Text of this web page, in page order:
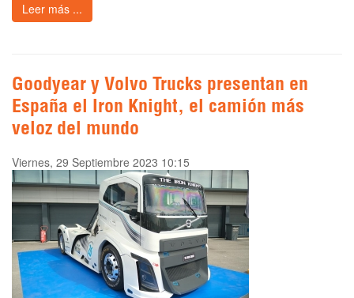
Leer más ...
Goodyear y Volvo Trucks presentan en
España el Iron Knight, el camión más
veloz del mundo
Viernes, 29 Septiembre 2023 10:15